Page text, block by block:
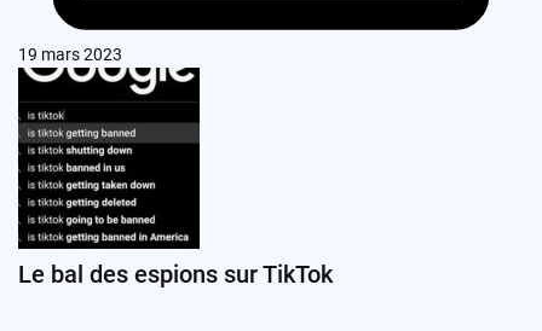
19 mars 2023
Le bal des espions sur TikTok